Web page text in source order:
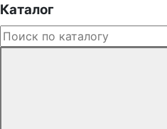
Каталог